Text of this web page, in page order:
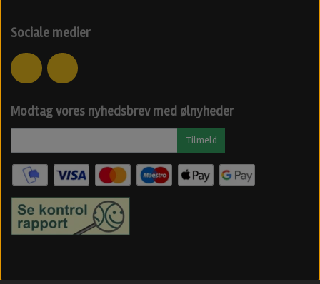
Sociale medier
Modtag vores nyhedsbrev med ølnyheder
Tilmeld